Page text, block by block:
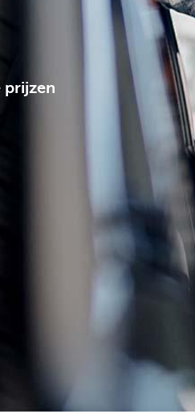
prijzen